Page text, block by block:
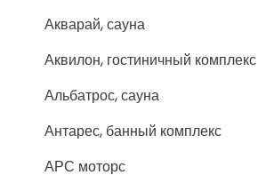
Акварай, сауна
Аквилон, гостиничный комплекс
Альбатрос, сауна
Антарес, банный комплекс
АРС моторс